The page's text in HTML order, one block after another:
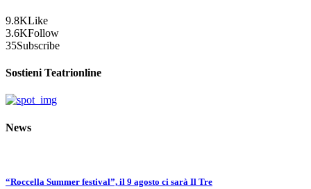
9.8KLike
3.6KFollow
35Subscribe
Sostieni Teatrionline
News
“Roccella Summer festival”, il 9 agosto ci sarà Il Tre